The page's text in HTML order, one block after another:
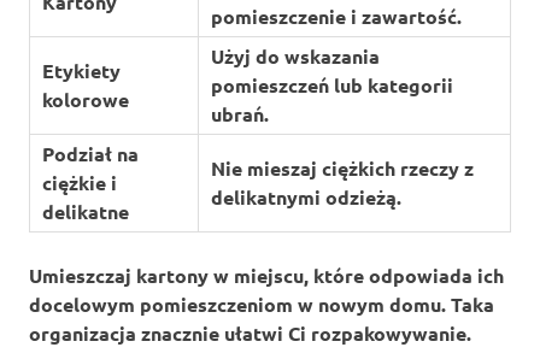
pomieszczenie i zawartość.
Etykiety
kolorowe
Użyj do wskazania
pomieszczeń lub kategorii
ubrań.
Podział na
ciężkie i
delikatne
Nie mieszaj ciężkich rzeczy z
delikatnymi odzieżą.
Umieszczaj kartony w miejscu, które odpowiada ich
docelowym pomieszczeniom w nowym domu. Taka
organizacja znacznie ułatwi Ci rozpakowywanie.